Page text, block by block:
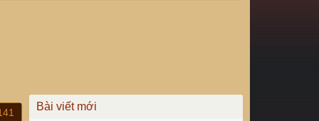
Bài viết mới